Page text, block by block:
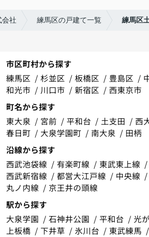
会社 練馬区の戸建て一覧 練馬区
市区町村から探す
練馬区
杉並区 板橋区 豊島区
和光市
川口市 新宿区
西東京市
町名から探す
東大泉
宮前 平和台 土支田 西
春日町
大泉学園町 南大泉
田柄
沿線から探す
西武池袋線
有楽町線 東武東上線
西武新宿線
都営大江戸線 中央線
丸ノ内線
京王井の頭線
駅から探す
大泉学園
石神井公園 平和台 光
上板橋
下井草 氷川台 東武練馬